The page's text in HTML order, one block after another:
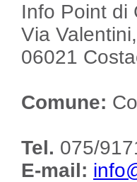
Info Point di
Via
06021
Comune:
Tel. 075/
E-mail: